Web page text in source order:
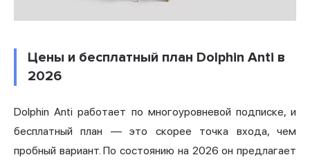
Цены и бесплатный план Dolphin Anti в
2026
Dolphin Anti работает по многоуровневой подписке, и
бесплатный план — это скорее точка входа, чем
пробный вариант. По состоянию на 2026 он предлагает